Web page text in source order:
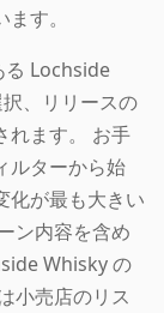
す。
る Lochside
、リリースの
れます。 お手
ルターから始
化が最も大きい
ン内容を含め
Whisky の
小売店のリス